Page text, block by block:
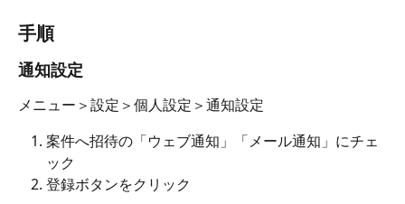
手順
通知設定
メニュー＞設定＞個人設定＞通知設定
案件へ招待の「ウェブ通知」「メール通知」にチェ
ック
登録ボタンをクリック